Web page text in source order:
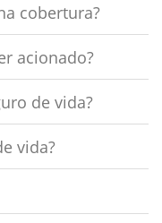
cobertura?
acionado?
de vida?
vida?